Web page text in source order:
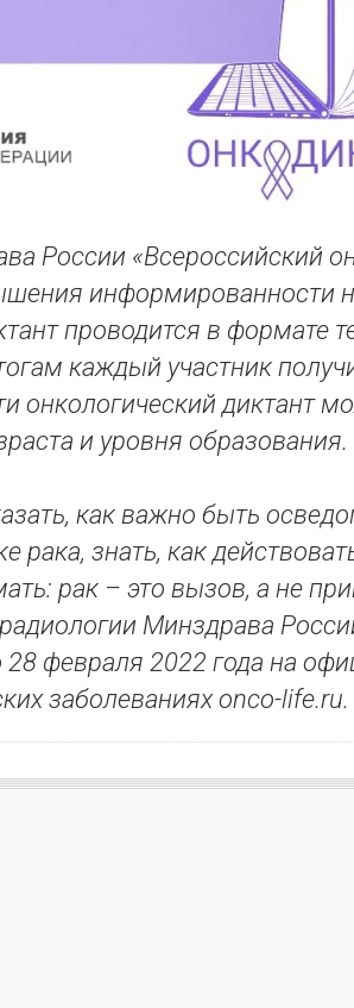
России «Всероссийский
информированности
проводится в формате
каждый участник
онкологический диктант
и уровня образования.
как важно быть
рака, знать, как
рак – это вызов, а не
Минздрава
февраля 2022 года на
заболеваниях onco-life.ru.